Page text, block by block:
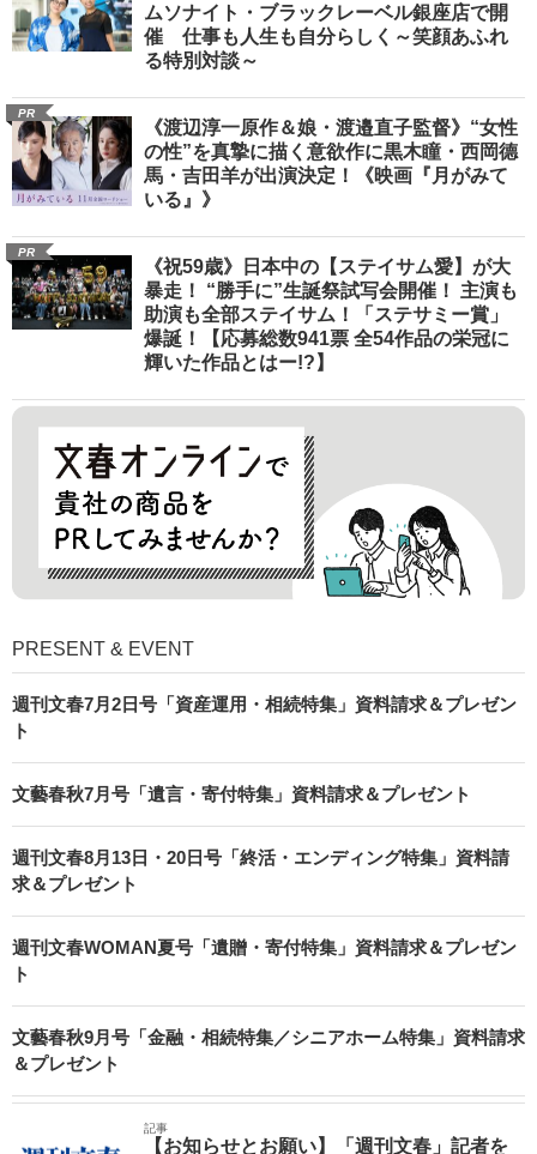
ムソナイト・ブラックレーベル銀座店で開
催 仕事も人生も自分らしく～笑顔あふれ
る特別対談～
PR
《渡辺淳一原作＆娘・渡邉直子監督》“女性
の性”を真摯に描く意欲作に黒木瞳・西岡德
馬・吉田羊が出演決定！《映画『月がみて
いる』》
PR
《祝59歳》日本中の【ステイサム愛】が大
暴走！ “勝手に”生誕祭試写会開催！ 主演も
助演も全部ステイサム！「ステサミー賞」
爆誕！【応募総数941票 全54作品の栄冠に
輝いた作品とはー!?】
PRESENT & EVENT
週刊文春7月2日号「資産運用・相続特集」資料請求＆プレゼン
ト
文藝春秋7月号「遺言・寄付特集」資料請求＆プレゼント
週刊文春8月13日・20日号「終活・エンディング特集」資料請
求＆プレゼント
週刊文春WOMAN夏号「遺贈・寄付特集」資料請求＆プレゼン
ト
文藝春秋9月号「金融・相続特集／シニアホーム特集」資料請求
＆プレゼント
記事
【お知らせとお願い】「週刊文春」記者を